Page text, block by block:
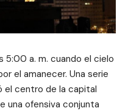
5:00 a. m. cuando el cielo
el amanecer. Una serie
el centro de la capital
una ofensiva conjunta